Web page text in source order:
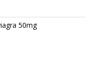
50mg